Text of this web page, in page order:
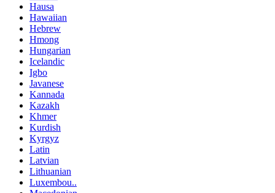
Hausa
Hawaiian
Hebrew
Hmong
Hungarian
Icelandic
Igbo
Javanese
Kannada
Kazakh
Khmer
Kurdish
Kyrgyz
Latin
Latvian
Lithuanian
Luxembou..